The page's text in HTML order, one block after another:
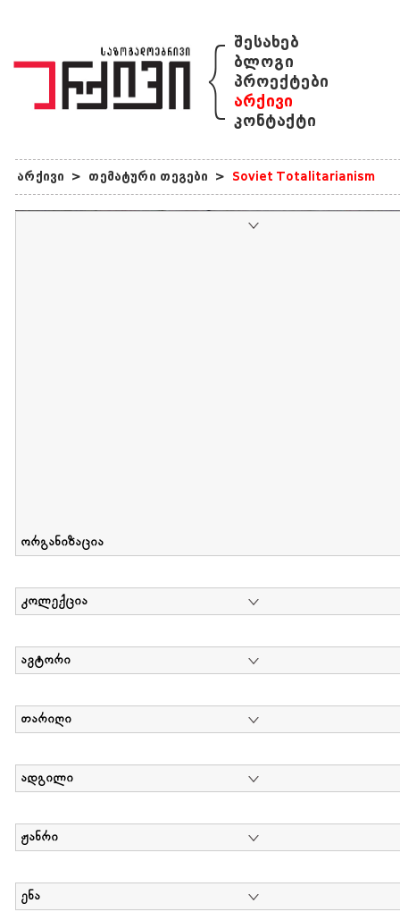
{ შესახებ
ბლოგი
პროექტები
არქივი
კონტაქტი
არქივი > თემატური თეგები > Soviet Totalitarianism
ორგანიზაცია
კოლექცია
ავტორი
თარიღი
ადგილი
ჟანრი
ენა